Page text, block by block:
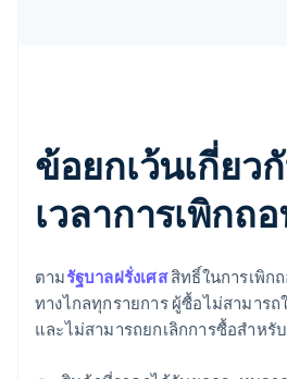
ข้อยกเว้นเกี่ยว
เวลาการเพิกถ
ตามรัฐบาลฝรั่งเศสสิทธิ์ในการเพิก
ทางไกลทุกรายการ ผู้ซื้อไม่สามาร
และไม่สามารถยกเลิกการซื้อสําหรั